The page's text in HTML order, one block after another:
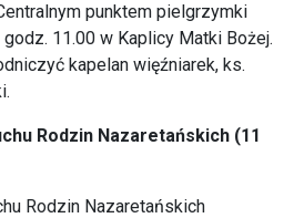
punktem pielgrzymki
11.00 w Kaplicy Matki Bożej.
kapelan więźniarek, ks.
Rodzin Nazaretańskich (11
Rodzin Nazaretańskich